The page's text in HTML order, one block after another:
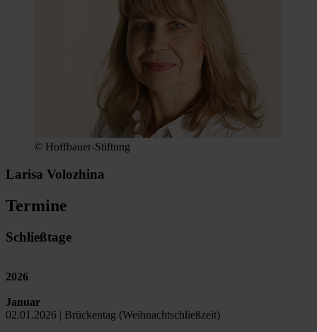
© Hoffbauer-Stiftung
Larisa Volozhina
Termine
Schließtage
2026
Januar
02.01.2026 | Brückentag (Weihnachtschließzeit)